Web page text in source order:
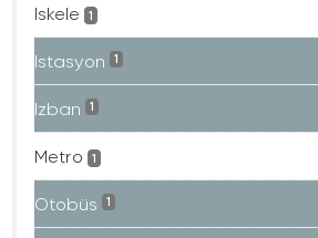
Iskele 1
Istasyon 1
Izban 1
Metro 1
Otobüs 1